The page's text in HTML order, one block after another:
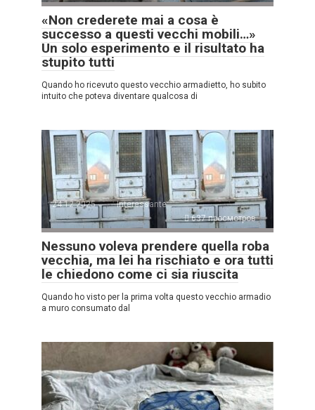
«Non crederete mai a cosa è
successo a questi vecchi mobili…»
Un solo esperimento e il risultato ha
stupito tutti
Quando ho ricevuto questo vecchio armadietto, ho subito
intuito che poteva diventare qualcosa di
24.12.2025
Interessante
637 просмотров
Nessuno voleva prendere quella roba
vecchia, ma lei ha rischiato e ora tutti
le chiedono come ci sia riuscita
Quando ho visto per la prima volta questo vecchio armadio
a muro consumato dal